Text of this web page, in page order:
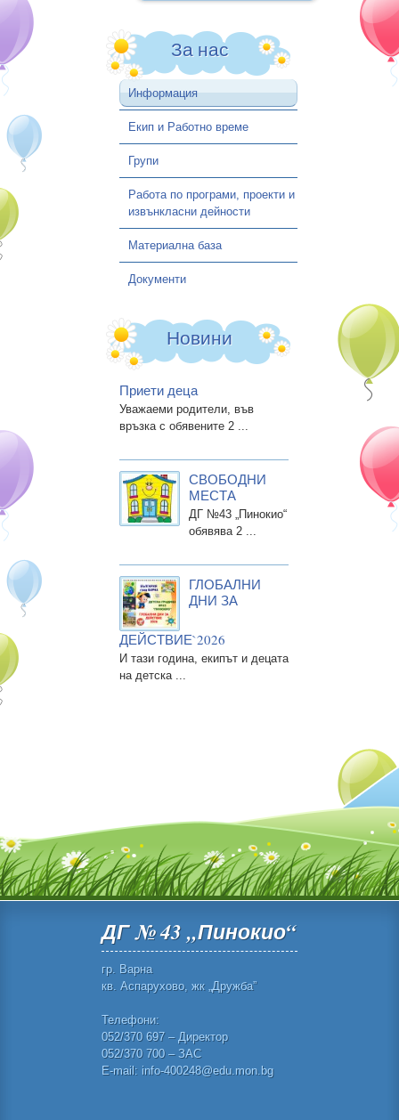
За нас
Информация
Екип и Работно време
Групи
Работа по програми, проекти и
извънкласни дейности
Материална база
Документи
Новини
Приети деца
Уважаеми родители, във
връзка с обявените 2 ...
СВОБОДНИ
МЕСТА
ДГ №43 „Пинокио“
обявява 2 ...
ГЛОБАЛНИ
ДНИ ЗА
ДЕЙСТВИЕ`2026
И тази година, екипът и децата
на детска ...
ДГ № 43 „Пинокио“
гр. Варна
кв. Аспарухово, жк „Дружба”
Телефони:
052/370 697 – Директор
052/370 700 – ЗАС
E-mail: info-400248@edu.mon.bg